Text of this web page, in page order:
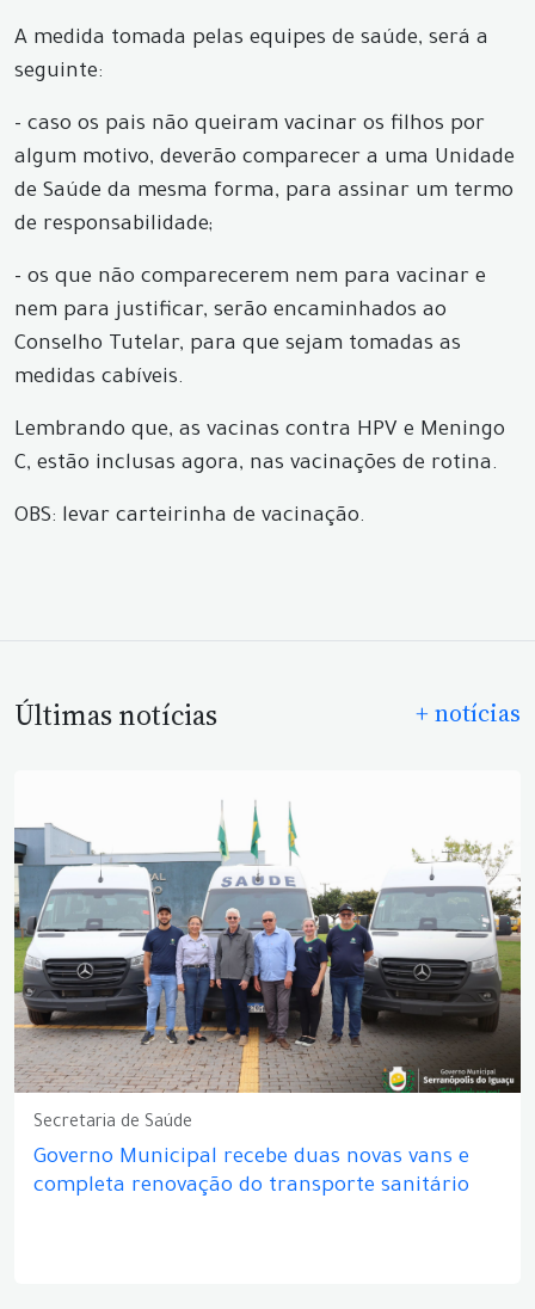
A medida tomada pelas equipes de saúde, será a
seguinte:
- caso os pais não queiram vacinar os filhos por
algum motivo, deverão comparecer a uma Unidade
de Saúde da mesma forma, para assinar um termo
de responsabilidade;
- os que não comparecerem nem para vacinar e
nem para justificar, serão encaminhados ao
Conselho Tutelar, para que sejam tomadas as
medidas cabíveis.
Lembrando que, as vacinas contra HPV e Meningo
C, estão inclusas agora, nas vacinações de rotina.
OBS: levar carteirinha de vacinação.
Últimas notícias + notícias
Secretaria de Saúde
Governo Municipal recebe duas novas vans e
completa renovação do transporte sanitário